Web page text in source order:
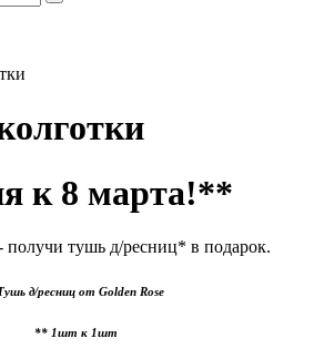
к 8 марта!**
получи тушь д/ресниц* в подарок.
д/ресниц от Golden Rose
** 1шт к 1шт